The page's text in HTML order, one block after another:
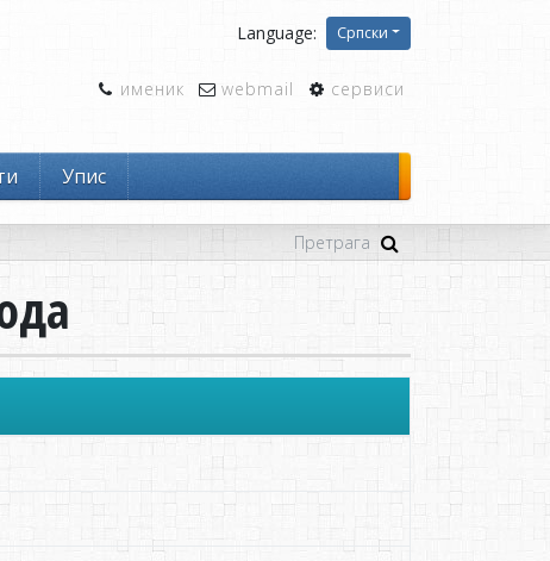
Language: Српски
именик webmail сервиси
Упис